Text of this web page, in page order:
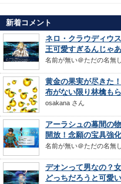
新着コメント
ネロ・クラウディウ
王可愛すぎるんじゃ
名前が無い＠ただの名無
黄金の果実が尽きた
布がない限り林檎も
osakana さん
アーラシュの幕間の
開放！念願の宝具強
名前が無い＠ただの名無
デオンって男なの？
どっちだろうと可愛